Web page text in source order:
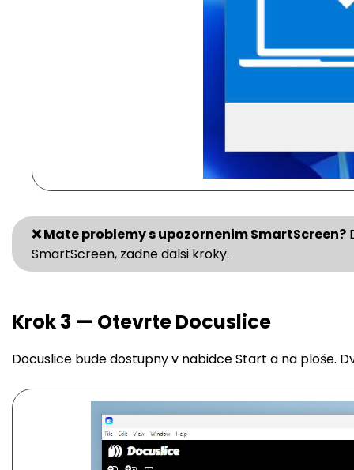
❌ Mate problemy s upozornenim SmartScreen?
SmartScreen, zadne dalsi kroky.
Krok 3 — Otevrte Docuslice
Docuslice bude dostupny v nabidce Start a na ploše.